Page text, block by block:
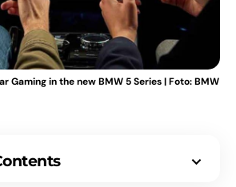
Gaming in the new BMW 5 Series | Foto: BMW